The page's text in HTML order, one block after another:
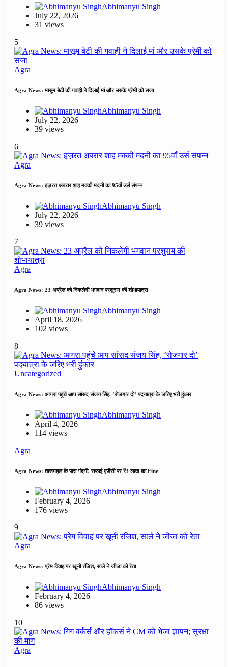
Abhimanyu Singh
July 22, 2026
31 views
5
Agra
Agra News: मासूम बेटी की गवाही ने दिलाई मां और उसके प्रेमी को सजा
Abhimanyu Singh
July 22, 2026
39 views
6
Agra
Agra News: हज़रत अबरार शाह मक्की मदनी का 95वाँ उर्स संपन्न
Abhimanyu Singh
July 22, 2026
39 views
7
Agra
Agra News: 23 अप्रैल को निकलेगी भगवान परशुराम की शोभायात्रा
Abhimanyu Singh
April 18, 2026
102 views
8
Uncategorized
Agra News: आगरा पहुंचे आप सांसद संजय सिंह, ‘रोजगार दो’ पदयात्रा के जरिए भरी हुंकार
Abhimanyu Singh
April 4, 2026
114 views
Agra
Agra News: ताजमहल के पास गंदगी, सफाई एजेंसी पर ₹3 लाख का Fine
Abhimanyu Singh
February 4, 2026
176 views
9
Agra
Agra News: प्रेम विवाह पर खूनी रंजिश, साले ने जीजा को रेता
Abhimanyu Singh
February 4, 2026
86 views
10
Agra